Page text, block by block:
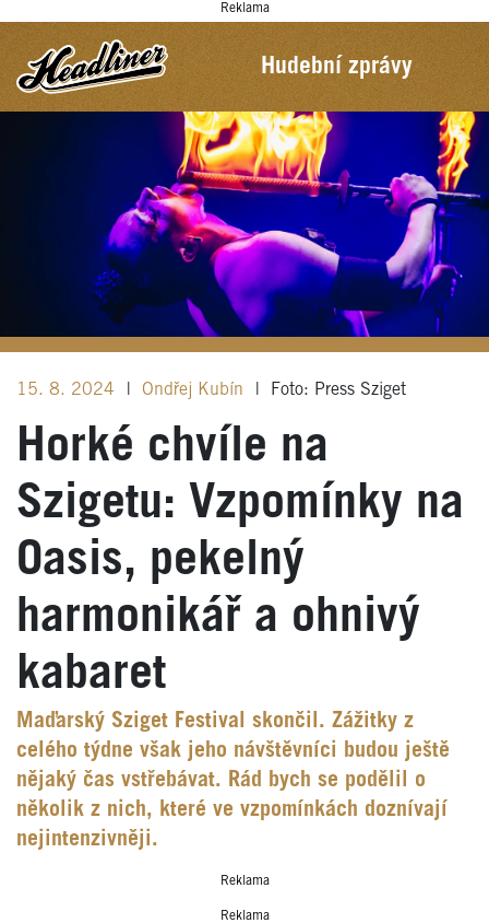
Reklama
Hudební zprávy
15. 8. 2024 Ondřej Kubín Foto: Press Sziget
Horké chvíle na
Szigetu: Vzpomínky na
Oasis, pekelný
harmonikář a ohnivý
kabaret
Maďarský Sziget Festival skončil. Zážitky z
celého týdne však jeho návštěvníci budou ještě
nějaký čas vstřebávat. Rád bych se podělil o
několik z nich, které ve vzpomínkách doznívají
nejintenzivněji.
Reklama
Reklama